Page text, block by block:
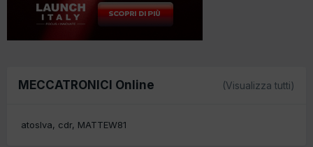
MECCATRONICI Online (Visualizza tutti)
atoslva cdr MATTEW81